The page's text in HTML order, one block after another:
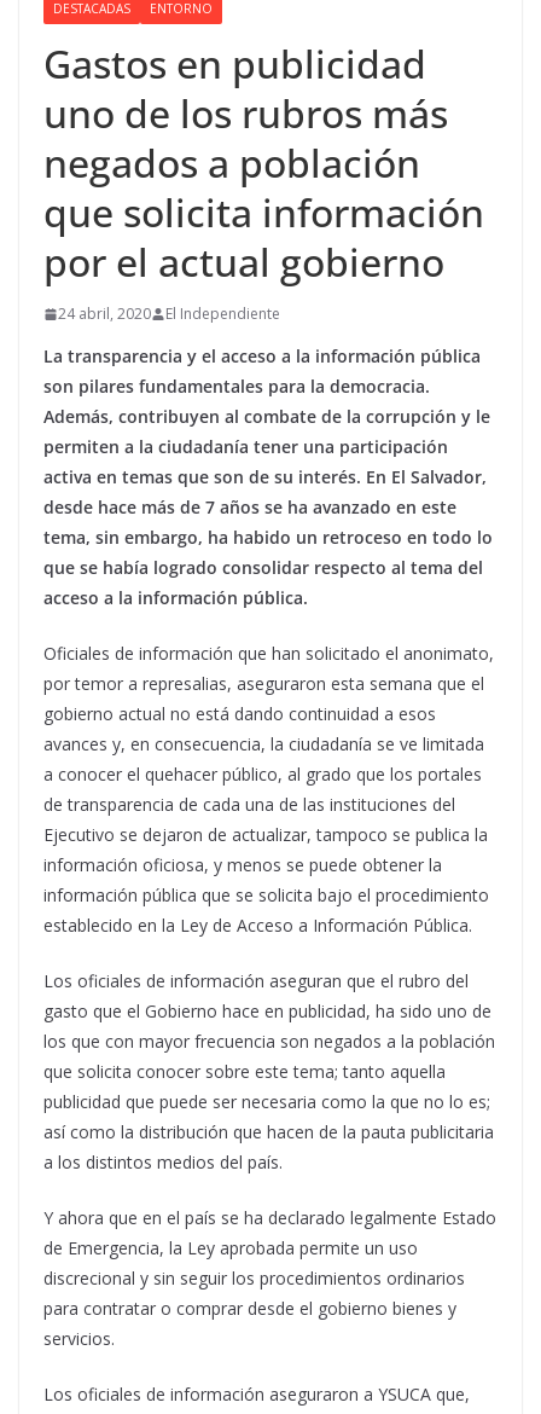
DESTACADAS ENTORNO
Gastos en publicidad
uno de los rubros más
negados a población
que solicita información
por el actual gobierno
24 abril, 2020 El Independiente
La transparencia y el acceso a la información pública
son pilares fundamentales para la democracia.
Además, contribuyen al combate de la corrupción y le
permiten a la ciudadanía tener una participación
activa en temas que son de su interés. En El Salvador,
desde hace más de 7 años se ha avanzado en este
tema, sin embargo, ha habido un retroceso en todo lo
que se había logrado consolidar respecto al tema del
acceso a la información pública.
Oficiales de información que han solicitado el anonimato,
por temor a represalias, aseguraron esta semana que el
gobierno actual no está dando continuidad a esos
avances y, en consecuencia, la ciudadanía se ve limitada
a conocer el quehacer público, al grado que los portales
de transparencia de cada una de las instituciones del
Ejecutivo se dejaron de actualizar, tampoco se publica la
información oficiosa, y menos se puede obtener la
información pública que se solicita bajo el procedimiento
establecido en la Ley de Acceso a Información Pública.
Los oficiales de información aseguran que el rubro del
gasto que el Gobierno hace en publicidad, ha sido uno de
los que con mayor frecuencia son negados a la población
que solicita conocer sobre este tema; tanto aquella
publicidad que puede ser necesaria como la que no lo es;
así como la distribución que hacen de la pauta publicitaria
a los distintos medios del país.
Y ahora que en el país se ha declarado legalmente Estado
de Emergencia, la Ley aprobada permite un uso
discrecional y sin seguir los procedimientos ordinarios
para contratar o comprar desde el gobierno bienes y
servicios.
Los oficiales de información aseguraron a YSUCA que,